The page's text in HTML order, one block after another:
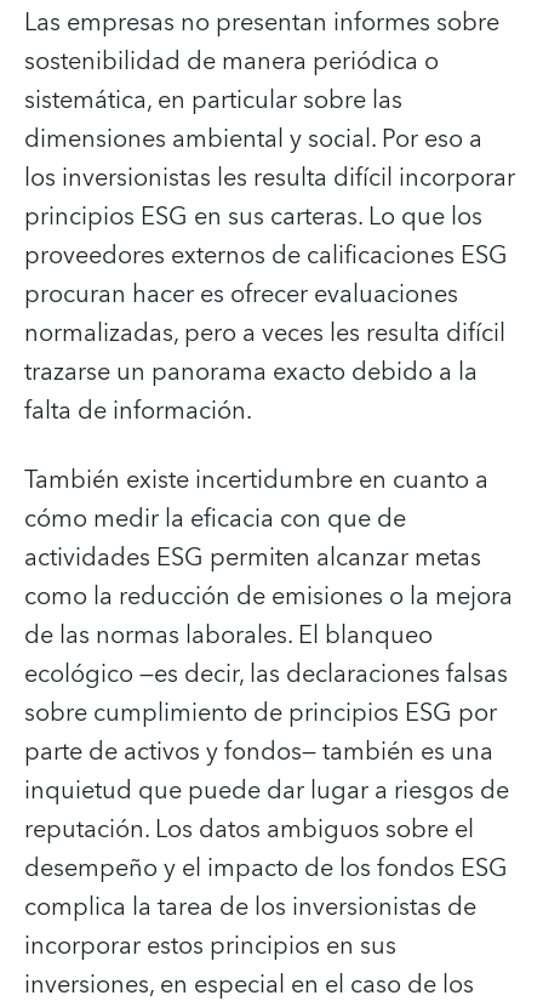
Las empresas no presentan informes sobre
sostenibilidad de manera periódica o
sistemática, en particular sobre las
dimensiones ambiental y social. Por eso a
los inversionistas les resulta difícil incorporar
principios ESG en sus carteras. Lo que los
proveedores externos de calificaciones ESG
procuran hacer es ofrecer evaluaciones
normalizadas, pero a veces les resulta difícil
trazarse un panorama exacto debido a la
falta de información.
También existe incertidumbre en cuanto a
cómo medir la eficacia con que de
actividades ESG permiten alcanzar metas
como la reducción de emisiones o la mejora
de las normas laborales. El blanqueo
ecológico —es decir, las declaraciones falsas
sobre cumplimiento de principios ESG por
parte de activos y fondos— también es una
inquietud que puede dar lugar a riesgos de
reputación. Los datos ambiguos sobre el
desempeño y el impacto de los fondos ESG
complica la tarea de los inversionistas de
incorporar estos principios en sus
inversiones, en especial en el caso de los